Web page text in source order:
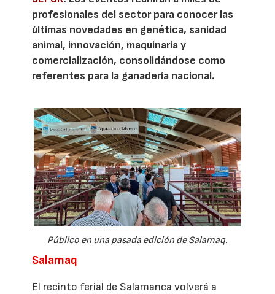
profesionales del sector para conocer las
últimas novedades en genética, sanidad
animal, innovación, maquinaria y
comercialización, consolidándose como
referentes para la ganadería nacional.
Público en una pasada edición de Salamaq.
Salamaq
El recinto ferial de Salamanca volverá a